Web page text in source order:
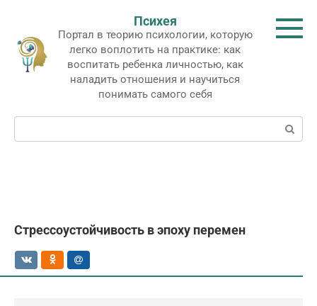
контенту
Психея
Портал в теорию психологии, которую
легко воплотить на практике: как
воспитать ребенка личностью, как
наладить отношения и научиться
понимать самого себя
Поиск:
Стрессоустойчивость в эпоху перемен